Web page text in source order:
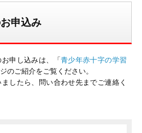
申込み
申し込みは、「青少年赤十字の学習
のご紹介をご覧ください。
したら、問い合わせ先までご連絡く